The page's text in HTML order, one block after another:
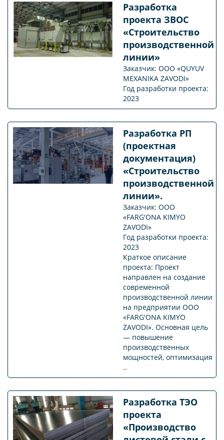
Разработка
проекта ЗВОС
«Строительство
производственной
линии»
Заказчик: OOO «QUYUV
MEXANIKA ZAVODI»
Год разработки проекта:
2023
Разработка РП
(проектная
документация)
«Строительство
производственной
линии».
Заказчик: OOO
«FARG'ONA KIMYO
ZAVODI»
Год разработки проекта:
2023
Краткое описание
проекта: Проект
направлен на создание
современной
производственной линии
на предприятии ООО
«FARG'ONA KIMYO
ZAVODI». Основная цель
— повышение
производственных
мощностей, оптимизация
..
Разработка ТЭО
проекта
«Производство